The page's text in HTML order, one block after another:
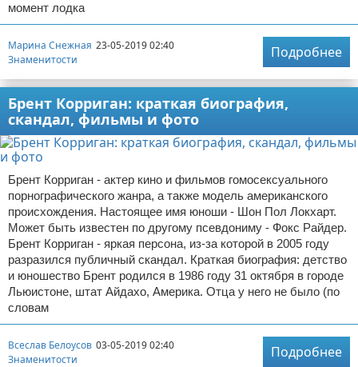
момент лодка
Марина Снежная 23-05-2019 02:40
Знаменитости
Подробнее
Брент Корриган: краткая биография,
скандал, фильмы и фото
Брент Корриган - актер кино и фильмов гомосексуального
порнографического жанра, а также модель американского
происхождения. Настоящее имя юноши - Шон Пол Локхарт.
Может быть известен по другому псевдониму - Фокс Райдер.
Брент Корриган - яркая персона, из-за которой в 2005 году
разразился публичный скандал. Краткая биография: детство
и юношество Брент родился в 1986 году 31 октября в городе
Льюистоне, штат Айдахо, Америка. Отца у него не было (по
словам
Всеслав Белоусов 03-05-2019 02:40
Знаменитости
Подробнее